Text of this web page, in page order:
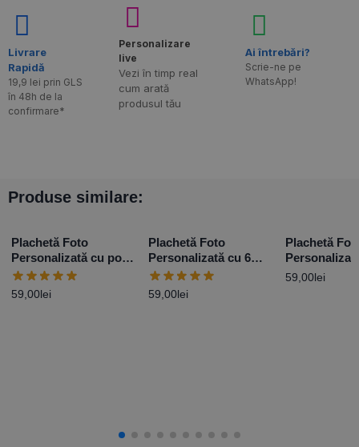
Livrare
Rapidă​
19,9 lei prin GLS
în 48h de la
confirmare*
Personalizare
live
Vezi în timp real
cum arată
produsul tău
Ai întrebări?
Scrie-ne pe
WhatsApp!
Produse similare:
Plachetă Foto
Personalizată cu poză
și mesaj – Love
59,00lei
Plachetă Foto
Personalizată cu 6
poze și mesaj
59,00lei
Plachetă
mesaj
59,00lei